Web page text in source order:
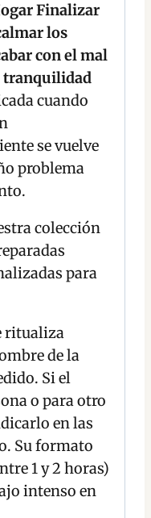
Finalizar
los
con el mal
tranquilidad
cuando
se vuelve
problema
colección
para
ritualiza
de la
Si el
o para otro
en las
Su formato
1 y 2 horas)
intenso en